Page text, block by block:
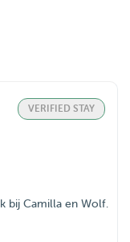
VERIFIED STAY
bij Camilla en Wolf.